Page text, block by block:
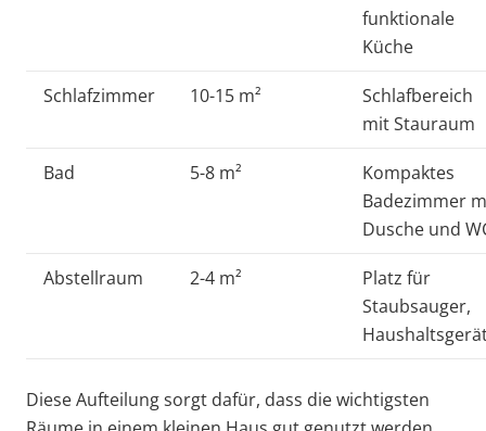
funktionale
Küche
Schlafzimmer 10-15 m²
Schlafbereich
mit Stauraum
Bad 5-8 m²
Kompaktes
Badezimmer
Dusche und
Abstellraum 2-4 m²
Platz für
Staubsauger,
Diese Aufteilung sorgt dafür, dass die wichtigsten